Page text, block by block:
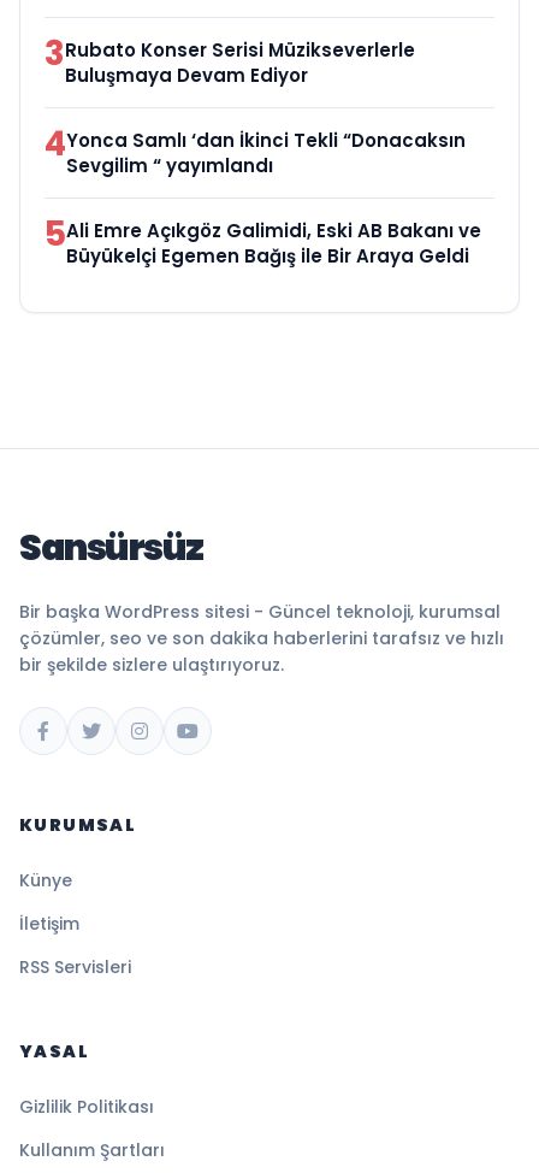
3Rubato Konser Serisi Müzikseverlerle
Buluşmaya Devam Ediyor
4Yonca Samlı ‘dan İkinci Tekli “Donacaksın
Sevgilim “ yayımlandı
5Ali Emre Açıkgöz Galimidi, Eski AB Bakanı ve
Büyükelçi Egemen Bağış ile Bir Araya Geldi
Sansürsüz
Bir başka WordPress sitesi - Güncel teknoloji, kurumsal
çözümler, seo ve son dakika haberlerini tarafsız ve hızlı
bir şekilde sizlere ulaştırıyoruz.
KURUMSAL
Künye
İletişim
RSS Servisleri
YASAL
Gizlilik Politikası
Kullanım Şartları